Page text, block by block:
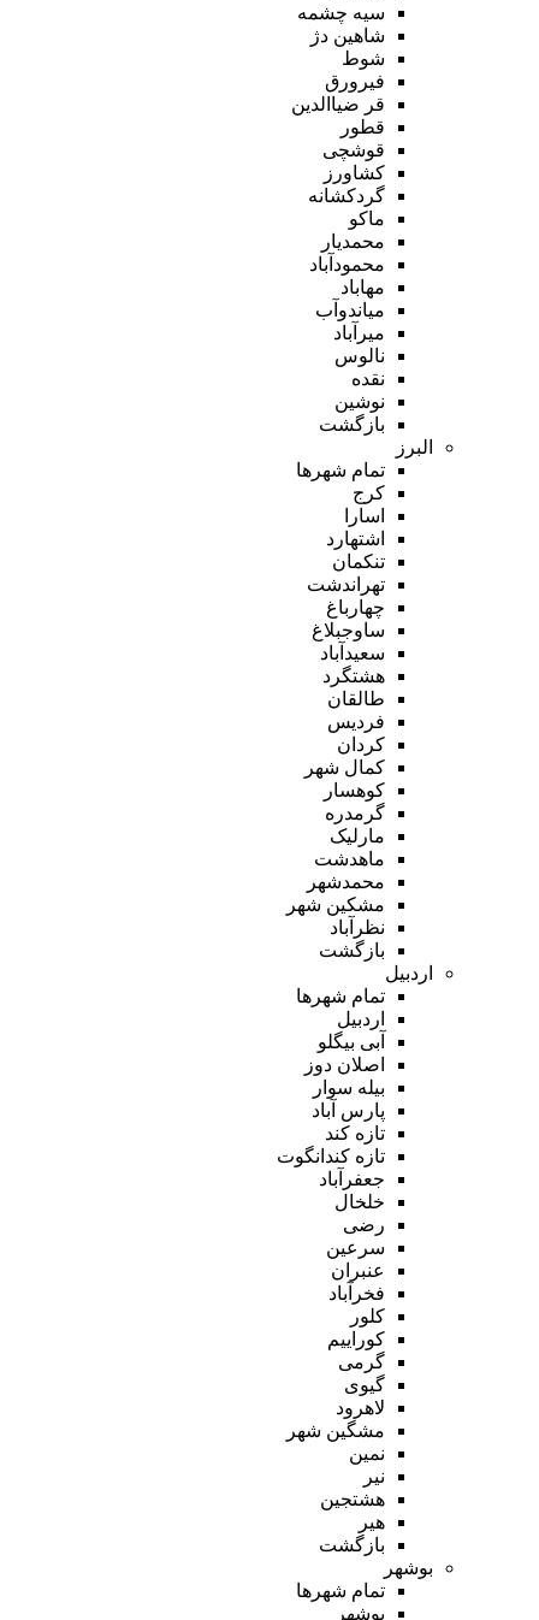
سیه چشمه
شاهین دژ
شوط
فیرورق
قر ضیاالدین
قطور
قوشچی
کشاورز
گردکشانه
ماکو
محمدیار
محمودآباد
مهاباد
میاندوآب
میرآباد
نالوس
نقده
نوشین
بازگشت
البرز
تمام شهر‌ها
کرج
اسارا
اشتهارد
تنکمان
تهراندشت
چهارباغ
ساوجبلاغ
سعیدآباد
هشتگرد
طالقان
فردیس
کردان
کمال شهر
کوهسار
گرمدره
مارلیک
ماهدشت
محمدشهر
مشکین شهر
نظرآباد
بازگشت
اردبیل
تمام شهر‌ها
اردبیل
آبی بیگلو
اصلان دوز
بیله سوار
پارس آباد
تازه کند
تازه کندانگوت
جعفرآباد
خلخال
رضی
سرعین
عنبران
فخرآباد
کلور
کوراییم
گرمی
گیوی
لاهرود
مشگین شهر
نمین
نیر
هشتجین
هیر
بازگشت
بوشهر
تمام شهر‌ها
بوشهر